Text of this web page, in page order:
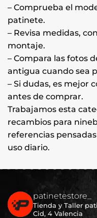
– Comprueba el
patinete.
– Revisa medidas,
montaje.
– Compara las fotos
antigua cuando sea
– Si dudas, es mejor
antes de comprar.
Trabajamos esta
recambios para
referencias
uso diario.
patinetestore_
Tienda y Taller
Cid, 4 Valencia